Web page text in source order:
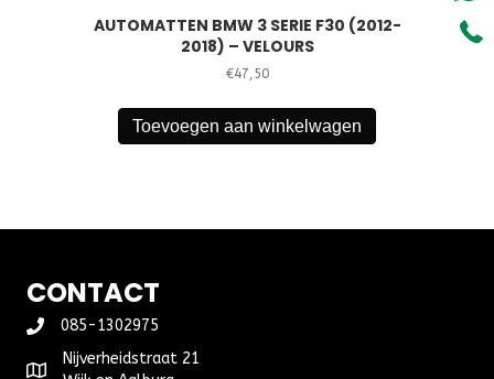
AUTOMATTEN BMW 3 SERIE F30 (2012-
2018) – VELOURS
€47,50
Toevoegen aan winkelwagen
CONTACT
085-1302975
Nijverheidstraat 21